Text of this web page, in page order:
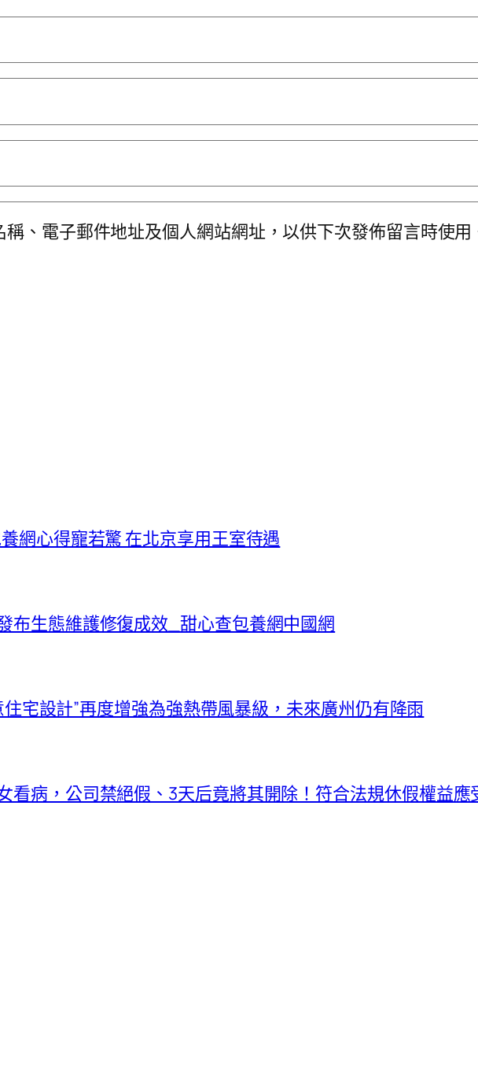
稱、電子郵件地址及個人網站網址，以供下次發佈留言時使用
網心得寵若驚 在北京享用王室待遇
布生態維護修復成效_甜心查包養網中國網
住宅設計”再度增強為強熱帶風暴級，未來廣州仍有降雨
看病，公司禁絕假、3天后竟將其開除！符合法規休假權益應